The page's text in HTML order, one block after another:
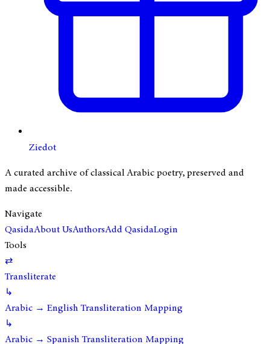
Ziedot
A curated archive of classical Arabic poetry, preserved and
made accessible.
Navigate
QasidaAbout UsAuthorsAdd QasidaLogin
Tools
⇄
Transliterate
↳
Arabic → English Transliteration Mapping
↳
Arabic → Spanish Transliteration Mapping